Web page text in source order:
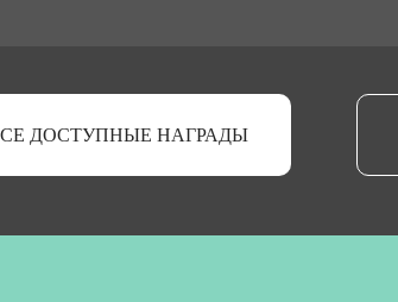
ДОСТУПНЫЕ НАГРАДЫ